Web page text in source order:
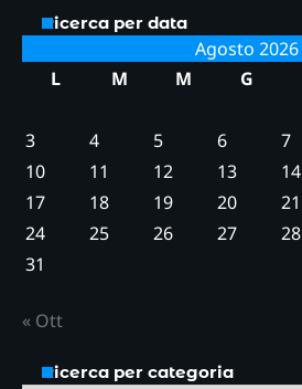
Ricerca per data
Agosto 2026
L
M M G
3
4 5 6 7
10
11 12 13 14
17
18 19 20 21
24
25 26 27 28
31
« Ott
Ricerca per categoria